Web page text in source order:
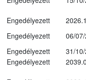
Engedélyezett
Engedélyezett
06/
Engedélyezett
31/
Engedélyezett